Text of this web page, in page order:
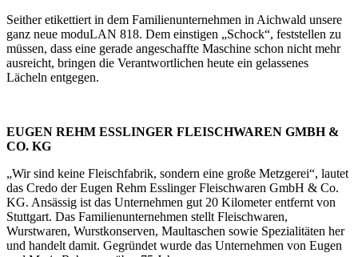
Seither etikettiert in dem Familienunternehmen in Aichwald unsere
ganz neue moduLAN 818. Dem einstigen „Schock“, feststellen zu
müssen, dass eine gerade angeschaffte Maschine schon nicht mehr
ausreicht, bringen die Verantwortlichen heute ein gelassenes
Lächeln entgegen.
EUGEN REHM ESSLINGER FLEISCHWAREN GMBH &
CO. KG
„Wir sind keine Fleischfabrik, sondern eine große Metzgerei“, lautet
das Credo der Eugen Rehm Esslinger Fleischwaren GmbH & Co.
KG. Ansässig ist das Unternehmen gut 20 Kilometer entfernt von
Stuttgart. Das Familienunternehmen stellt Fleischwaren,
Wurstwaren, Wurstkonserven, Maultaschen sowie Spezialitäten her
und handelt damit. Gegründet wurde das Unternehmen von Eugen